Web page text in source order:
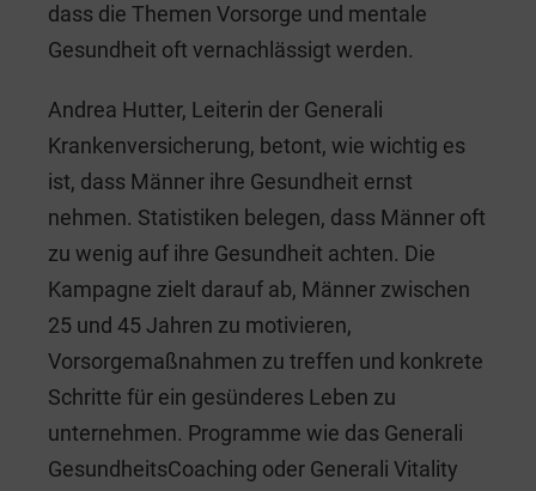
dass die Themen Vorsorge und mentale
Gesundheit oft vernachlässigt werden.
Andrea Hutter, Leiterin der Generali
Krankenversicherung, betont, wie wichtig es
ist, dass Männer ihre Gesundheit ernst
nehmen. Statistiken belegen, dass Männer oft
zu wenig auf ihre Gesundheit achten. Die
Kampagne zielt darauf ab, Männer zwischen
25 und 45 Jahren zu motivieren,
Vorsorgemaßnahmen zu treffen und konkrete
Schritte für ein gesünderes Leben zu
unternehmen. Programme wie das Generali
GesundheitsCoaching oder Generali Vitality